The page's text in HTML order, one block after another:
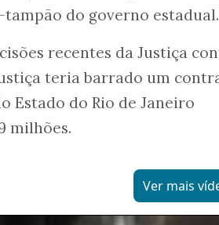
do governo estadual.
recentes da Justiça
teria barrado um
Estado do Rio de Janeiro
milhões.
Ver mais